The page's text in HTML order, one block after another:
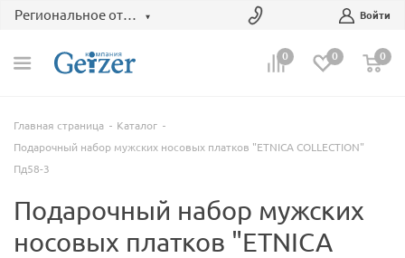
Региональное отделение Войти
0 0 0
Главная страница
Каталог
Подарочный набор мужских носовых платков "ETNICA COLLECTION"
Пд58-3
Подарочный набор мужских
носовых платков "ETNICA